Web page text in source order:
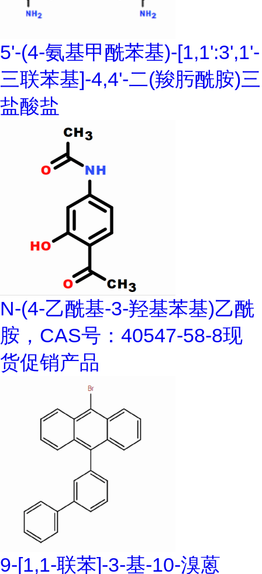
5'-(4-氨基甲酰苯基)-[1,1':3',1'-
三联苯基]-4,4'-二(羧肟酰胺)三
盐酸盐
N-(4-乙酰基-3-羟基苯基)乙酰
胺，CAS号：40547-58-8现
货促销产品
9-[1,1-联苯]-3-基-10-溴蒽